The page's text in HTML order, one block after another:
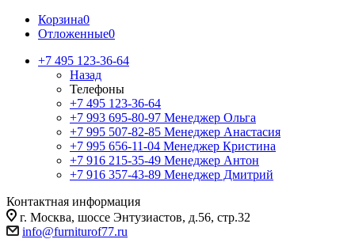
Корзина0
Отложенные0
+7 495 123-36-64
Назад
Телефоны
+7 495 123-36-64
+7 993 695-80-97 Менеджер Ольга
+7 995 507-82-85 Менеджер Анастасия
+7 995 656-11-04 Менеджер Кристина
+7 916 215-35-49 Менеджер Антон
+7 916 357-43-89 Менеджер Дмитрий
Контактная информация
г. Москва, шоссе Энтузиастов, д.56, стр.32
info@furniturof77.ru